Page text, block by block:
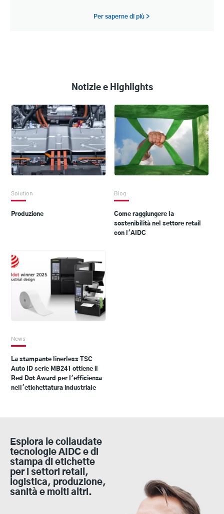
Per saperne di più >
Notizie e Highlights
Solution
Produzione
Blog
Come raggiungere la
sostenibilità nel settore retail
con l'AIDC
News
La stampante linerless TSC
Auto ID serie MB241 ottiene il
Red Dot Award per l'efficienza
nell'etichettatura industriale
Esplora le collaudate
tecnologie AIDC e di
stampa di etichette
per i settori retail,
logistica, produzione,
sanità e molti altri.